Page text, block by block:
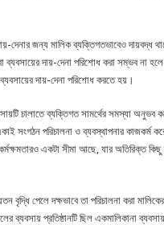
দেনার জন্য মালিক ব্যক্তিগতভাবেও দায়বদ্ধ
ব্যবসায়ের দায়-দেনা পরিশোধ করা সম্ভব না
দায়-দেনা পরিশোধ করতে হয়।
চালাতে ব্যক্তিগত সামর্থের সমস্যা অনুভব
সংগঠন পরিচালনা ও ব্যবস্থাপনার কাজকর্ম
একটা সীমা আছে, যার অতিরিক্ত কিছু
বৃদ্ধি পেলে দক্ষভাবে তা পরিচালনা করা
ব্যবসায় প্রতিষ্ঠানটি ছিল একমালিকানা